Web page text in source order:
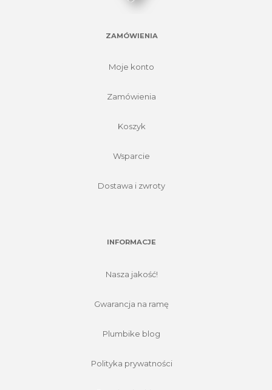
ZAMÓWIENIA
Moje konto
Zamówienia
Koszyk
Wsparcie
Dostawa i zwroty
INFORMACJE
Nasza jakość!
Gwarancja na ramę
Plumbike blog
Polityka prywatności